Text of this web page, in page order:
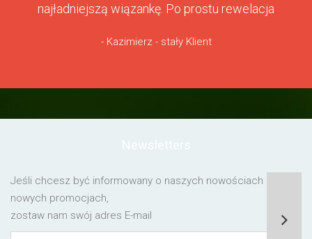
najładniejszą wiązankę. Po prostu rewelacja
- Kazimierz - stały Klient
Jeśli chcesz być informowany o naszych nowościach lub o
nowych promocjach,
zostaw nam swój adres E-mail